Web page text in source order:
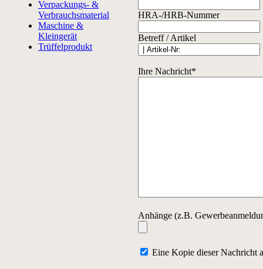
Verpackungs- &
Verbrauchsmaterial
Maschine &
Kleingerät
Trüffelprodukt
HRA-/HRB-Nummer
Betreff / Artikel
Ihre Nachricht*
Anhänge (z.B.
Eine Kopie dieser Nachricht